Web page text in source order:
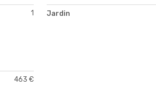
1 Jardin
463 €